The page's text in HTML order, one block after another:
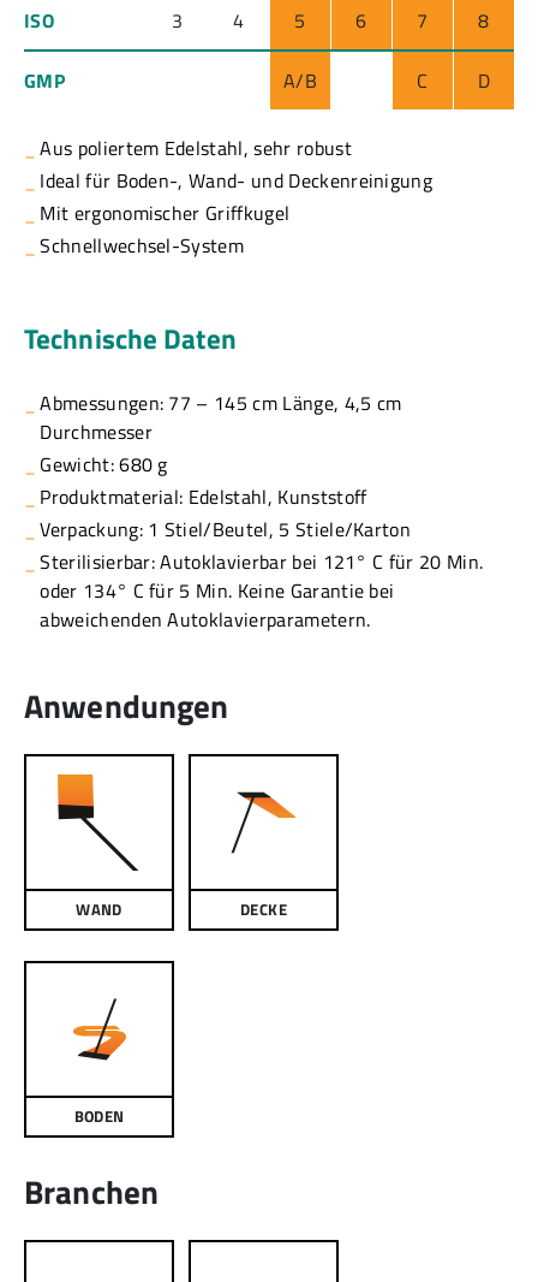
ISO 3 4 5 6 7 8
GMP A/B C D
Aus poliertem Edelstahl, sehr robust
Ideal für Boden-, Wand- und Deckenreinigung
Mit ergonomischer Griffkugel
Schnellwechsel-System
Technische Daten
Abmessungen: 77 – 145 cm Länge, 4,5 cm
Durchmesser
Gewicht: 680 g
Produktmaterial: Edelstahl, Kunststoff
Verpackung: 1 Stiel/Beutel, 5 Stiele/Karton
Sterilisierbar: Autoklavierbar bei 121° C für 20 Min.
oder 134° C für 5 Min. Keine Garantie bei
abweichenden Autoklavierparametern.
Anwendungen
WAND DECKE
BODEN
Branchen